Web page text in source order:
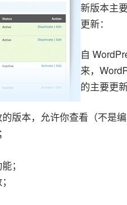
新版本主
更新：
自
来，
的主要更
版本，允许你查看（不是
；